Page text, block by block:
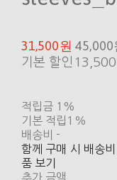
31,500원45,000
기본 할인 13,500
적립금 1%
기본 적립 1%
배송비 -
함께 구매 시 배송
품 보기
추가 금액